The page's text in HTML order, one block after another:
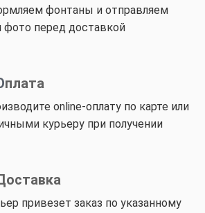
фонтаны и отправляем
фото перед доставкой
плата
online-оплату по карте или
курьеру при получении
привезет заказ по указанному